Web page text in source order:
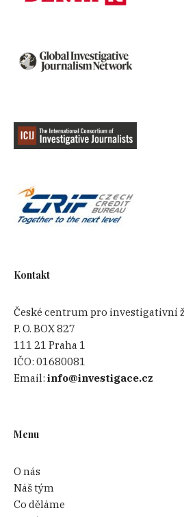
Kontakt
České centrum pro investigativní
P. O. BOX 827
111 21 Praha 1
IČO:01680081
Email:info@investigace.cz
Menu
O nás
Náš tým
Co děláme